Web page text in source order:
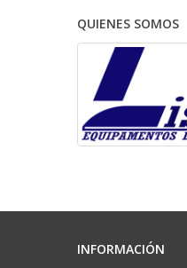
QUIENES SOMOS
INFORMACIÓN